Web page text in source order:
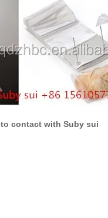
contact with Suby sui